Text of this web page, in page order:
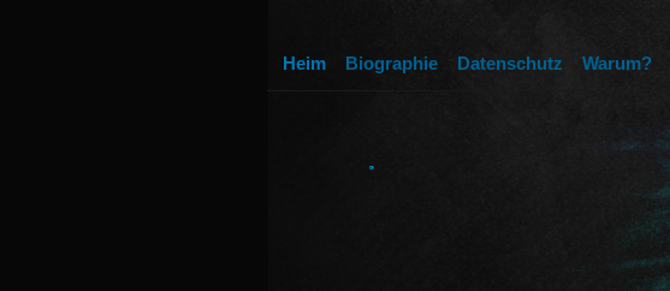
Heim Biographie Datenschutz Warum?